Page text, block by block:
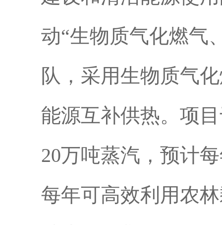
动“生物质气化燃气
队，采用生物质气
能源互补供热。项
20万吨蒸汽，预计
每年可高效利用农